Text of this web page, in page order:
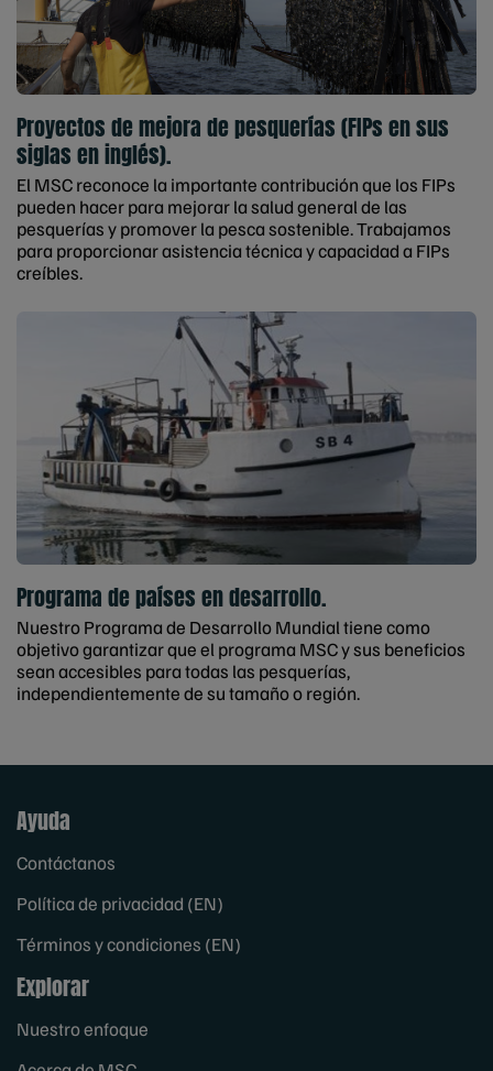
Proyectos de mejora de pesquerías (FIPs en sus
siglas en inglés).
El MSC reconoce la importante contribución que los FIPs
pueden hacer para mejorar la salud general de las
pesquerías y promover la pesca sostenible. Trabajamos
para proporcionar asistencia técnica y capacidad a FIPs
creíbles.
Programa de países en desarrollo.
Nuestro Programa de Desarrollo Mundial tiene como
objetivo garantizar que el programa MSC y sus beneficios
sean accesibles para todas las pesquerías,
independientemente de su tamaño o región.
Ayuda
Contáctanos
Política de privacidad (EN)
Términos y condiciones (EN)
Explorar
Nuestro enfoque